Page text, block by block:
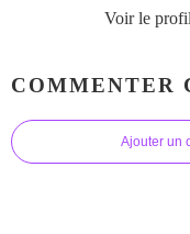
Voir le
COMMENTER
Ajouter un